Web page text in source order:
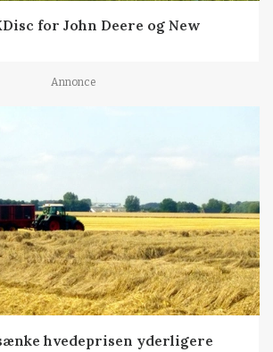
for John Deere og New
Annonce
hvedeprisen yderligere